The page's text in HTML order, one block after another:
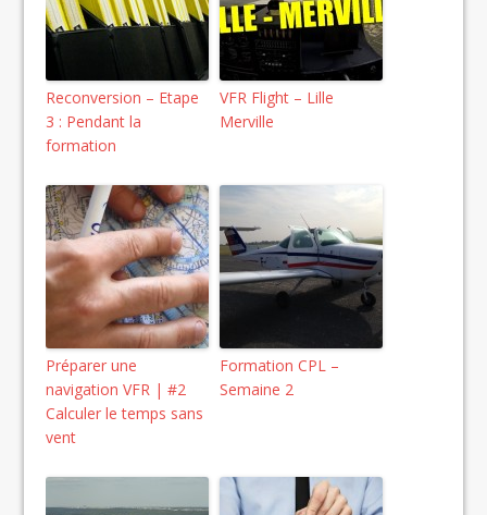
Reconversion – Etape
3 : Pendant la
formation
VFR Flight – Lille
Merville
Préparer une
navigation VFR | #2
Calculer le temps sans
vent
Formation CPL –
Semaine 2